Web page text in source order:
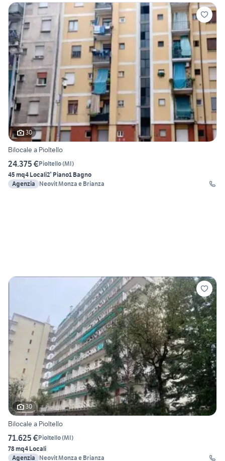
30
Bilocale a Pioltello
24.375 €Pioltello(MI)
45 mq4 Locali2° Piano1 Bagno
Agenzia
Neovit Monza e Brianza
30
Bilocale a Pioltello
71.625 €Pioltello(MI)
78 mq4 Locali
Agenzia
Neovit Monza e Brianza